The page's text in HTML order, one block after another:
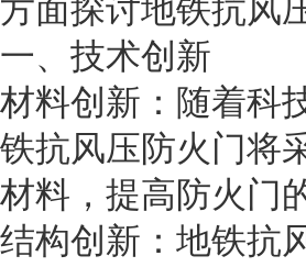
方面探讨地铁抗风
一、技术创新
材料创新：随着科
铁抗风压防火门将
材料，提高防火门
结构创新：地铁抗